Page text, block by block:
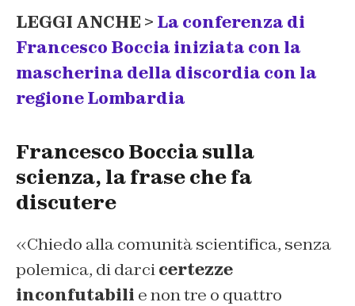
LEGGI ANCHE > La conferenza di
Francesco Boccia iniziata con la
mascherina della discordia con la
regione Lombardia
Francesco Boccia sulla
scienza, la frase che fa
discutere
«Chiedo alla comunità scientifica, senza
polemica, di darcicertezze
inconfutabili e non tre o quattro